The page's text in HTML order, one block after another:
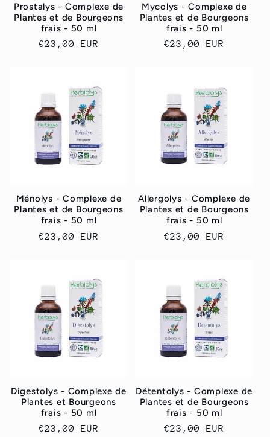
Prostalys - Complexe de
Plantes et de Bourgeons
frais - 50 ml
Prix
€23,00 EUR
Mycolys - Complexe de
Plantes et de Bourgeons
frais - 50 ml
Prix
€23,00 EUR
Ménolys - Complexe de
Plantes et de Bourgeons
frais - 50 ml
Prix
€23,00 EUR
Allergolys - Complexe de
Plantes et de Bourgeons
frais - 50 ml
Prix
€23,00 EUR
Digestolys - Complexe de
Plantes et Bourgeons
frais - 50 ml
Prix
€23,00 EUR
Détentolys - Complexe de
Plantes et de Bourgeons
frais - 50 ml
Prix
€23,00 EUR